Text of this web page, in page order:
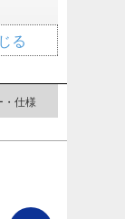
る
・仕様